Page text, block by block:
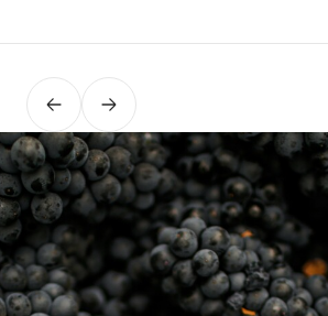
PrécédentSuivant